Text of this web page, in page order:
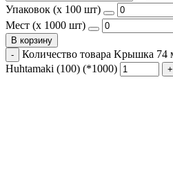
Упаковок (x 100 шт)
Мест (x 1000 шт)
В корзину
Количество товара Kрышка 74
Huhtamaki (100) (*1000)